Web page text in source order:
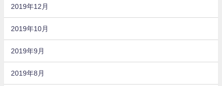
2019年12月
2019年10月
2019年9月
2019年8月